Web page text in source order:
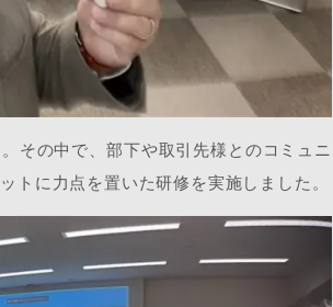
その中で、部下や取引先様とのコミュニ
に力点を置いた研修を実施しました。